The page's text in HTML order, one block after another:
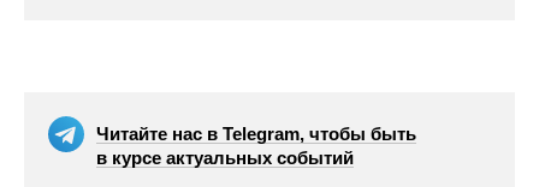
Читайте нас в Telegram, чтобы быть
в курсе актуальных событий